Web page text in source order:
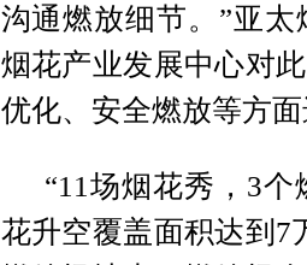
沟通燃放细节。”亚
烟花产业发展中心对
优化、安全燃放等方
“11场烟花秀，3
花升空覆盖面积达到7